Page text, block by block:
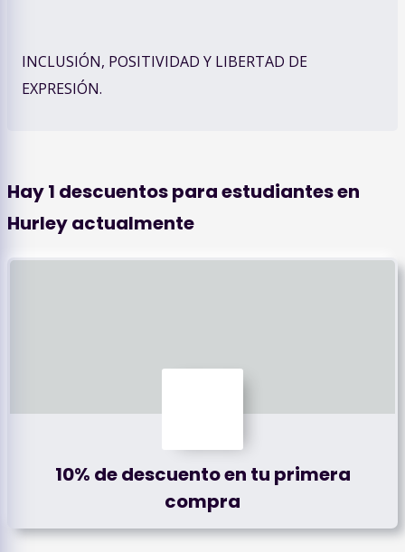
INCLUSIÓN, POSITIVIDAD Y LIBERTAD DE
EXPRESIÓN.
Hay1 descuentos para estudiantes en
Hurleyactualmente
10% de descuento en tu primera
compra